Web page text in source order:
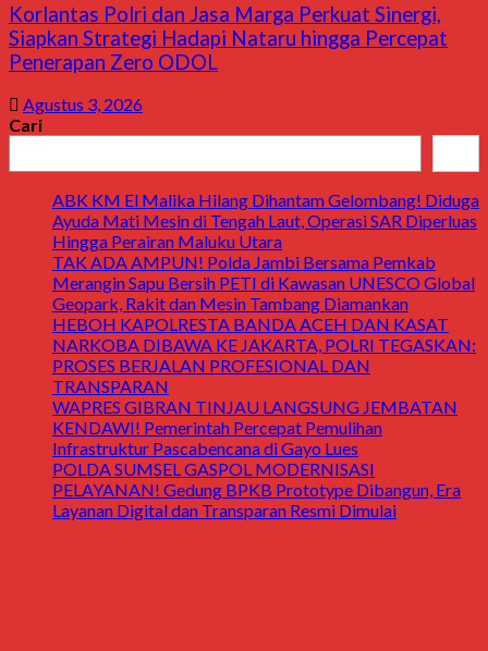
Korlantas Polri dan Jasa Marga Perkuat Sinergi,
Siapkan Strategi Hadapi Nataru hingga Percepat
Penerapan Zero ODOL
Agustus 3, 2026
Cari
ABK KM El Malika Hilang Dihantam Gelombang! Diduga
Ayuda Mati Mesin di Tengah Laut, Operasi SAR Diperluas
Hingga Perairan Maluku Utara
TAK ADA AMPUN! Polda Jambi Bersama Pemkab
Merangin Sapu Bersih PETI di Kawasan UNESCO Global
Geopark, Rakit dan Mesin Tambang Diamankan
HEBOH KAPOLRESTA BANDA ACEH DAN KASAT
NARKOBA DIBAWA KE JAKARTA, POLRI TEGASKAN:
PROSES BERJALAN PROFESIONAL DAN
TRANSPARAN
WAPRES GIBRAN TINJAU LANGSUNG JEMBATAN
KENDAWI! Pemerintah Percepat Pemulihan
Infrastruktur Pascabencana di Gayo Lues
POLDA SUMSEL GASPOL MODERNISASI
PELAYANAN! Gedung BPKB Prototype Dibangun, Era
Layanan Digital dan Transparan Resmi Dimulai